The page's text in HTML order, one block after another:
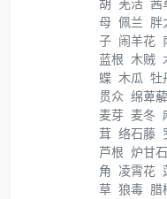
母 佩兰 胖
子 闹羊花
蓝根 木贼
蝶 木瓜 牡
贯众 绵萆薢
麦芽 麦冬
茸 络石藤
芦根 炉甘石
角 凌霄花
草 狼毒 腊